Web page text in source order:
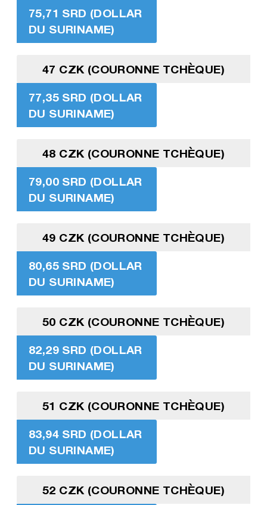
75,71 SRD (DOLLAR
DU SURINAME)
47 CZK (COURONNE TCHÈQUE)
77,35 SRD (DOLLAR
DU SURINAME)
48 CZK (COURONNE TCHÈQUE)
79,00 SRD (DOLLAR
DU SURINAME)
49 CZK (COURONNE TCHÈQUE)
80,65 SRD (DOLLAR
DU SURINAME)
50 CZK (COURONNE TCHÈQUE)
82,29 SRD (DOLLAR
DU SURINAME)
51 CZK (COURONNE TCHÈQUE)
83,94 SRD (DOLLAR
DU SURINAME)
52 CZK (COURONNE TCHÈQUE)